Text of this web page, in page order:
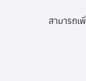
สามารถเ